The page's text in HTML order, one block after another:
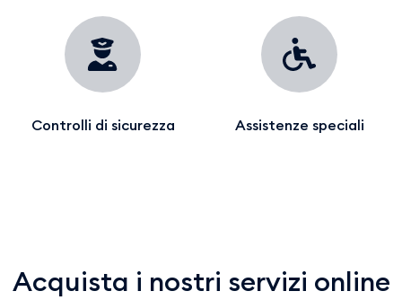
Controlli di sicurezza Assistenze speciali
Acquista i nostri servizi online